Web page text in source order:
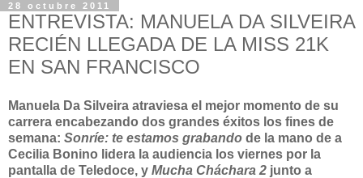
28 octubre 2011
ENTREVISTA: MANUELA DA SILVEIRA
RECIÉN LLEGADA DE LA MISS 21K
EN SAN FRANCISCO
Manuela Da Silveira atraviesa el mejor momento de su
carrera encabezando dos grandes éxitos los fines de
semana: Sonríe: te estamos grabando de la mano de a
Cecilia Bonino lidera la audiencia los viernes por la
pantalla de Teledoce, y Mucha Cháchara 2 junto a